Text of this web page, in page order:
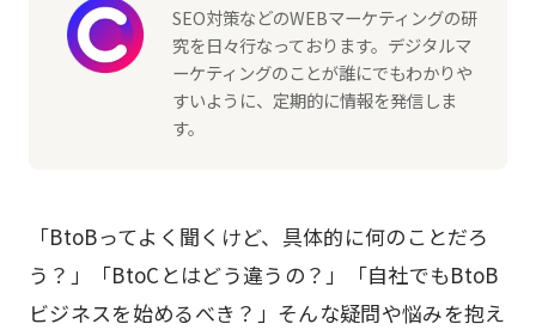
SEO対策などのWEBマーケティングの研
究を日々行なっております。デジタルマ
ーケティングのことが誰にでもわかりや
すいように、定期的に情報を発信しま
す。
「BtoBってよく聞くけど、具体的に何のことだろ
う？」「BtoCとはどう違うの？」「自社でもBtoB
ビジネスを始めるべき？」そんな疑問や悩みを抱え